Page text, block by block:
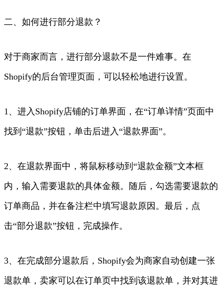
二、如何进行部分退款？
对于商家而言，进行部分退款不是一件难事。在
Shopify的后台管理页面，可以轻松地进行设置。
1、进入Shopify店铺的订单界面，在“订单详情”页面中
找到“退款”按钮，单击后进入“退款界面”。
2、在退款界面中，将鼠标移动到“退款金额”文本框
内，输入需要退款的具体金额。随后，勾选需要退款的
订单商品，并在备注栏中填写退款原因。最后，点
击“部分退款”按钮，完成操作。
3、在完成部分退款后，Shopify会为商家自动创建一张
退款单，卖家可以在订单页中找到该退款单，并对其进